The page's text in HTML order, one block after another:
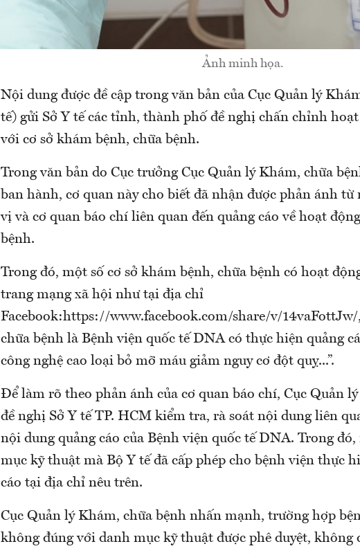
Ảnh minh họa.
Nội dung được đề cập trong văn bản của Cục Quản lý
tế) gửi Sở Y tế các tỉnh, thành phố đề nghị chấn chỉnh
với cơ sở khám bệnh, chữa bệnh.
Trong văn bản do Cục trưởng Cục Quản lý Khám, chữa
ban hành, cơ quan này cho biết đã nhận được phản ánh từ
vị và cơ quan báo chí liên quan đến quảng cáo về hoạt
bệnh.
Trong đó, một số cơ sở khám bệnh, chữa bệnh có hoạt
trang mạng xã hội như tại địa chỉ
Facebook:https://www.facebook.com/share/v/14vaFottJw/
chữa bệnh là Bệnh viện quốc tế DNA có thực hiện quảng
công nghệ cao loại bỏ mỡ máu giảm nguy cơ đột quỵ...”.
Để làm rõ theo phản ánh của cơ quan báo chí, Cục Quản
đề nghị Sở Y tế TP. HCM kiểm tra, rà soát nội dung liên
nội dung quảng cáo của Bệnh viện quốc tế DNA. Trong
mục kỹ thuật mà Bộ Y tế đã cấp phép cho bệnh viện thực
cáo tại địa chỉ nêu trên.
Cục Quản lý Khám, chữa bệnh nhấn mạnh, trường hợp
không đúng với danh mục kỹ thuật được phê duyệt, không